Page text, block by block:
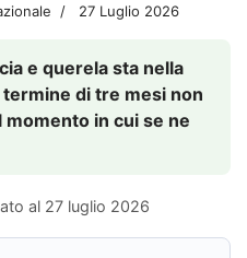
27 Luglio 2026
e querela sta nella
di tre mesi non
in cui se ne
al 27 luglio 2026